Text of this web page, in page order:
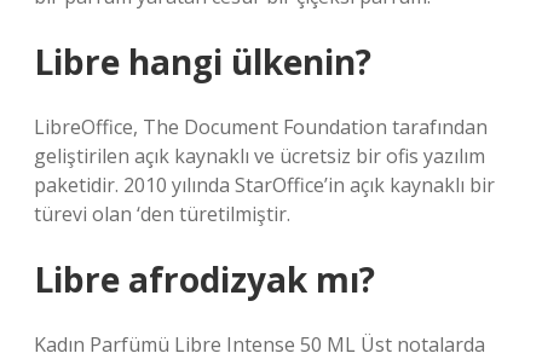
Libre hangi ülkenin?
LibreOffice, The Document Foundation tarafından
geliştirilen açık kaynaklı ve ücretsiz bir ofis yazılım
paketidir. 2010 yılında StarOffice’in açık kaynaklı bir
türevi olan ‘den türetilmiştir.
Libre afrodizyak mı?
Kadın Parfümü Libre Intense 50 ML Üst notalarda